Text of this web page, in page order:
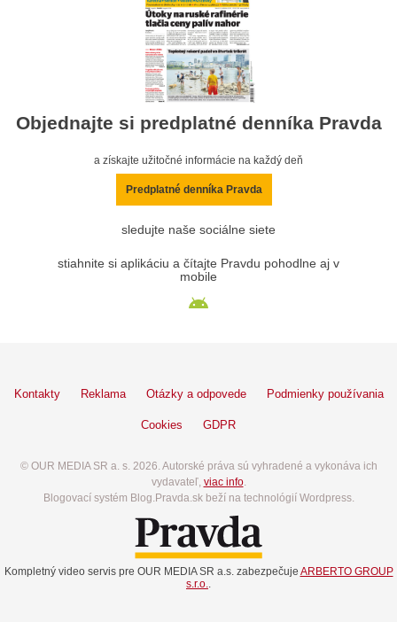
Objednajte si predplatné denníka Pravda
a získajte užitočné informácie na každý deň
Predplatné denníka Pravda
sledujte naše sociálne siete
stiahnite si aplikáciu a čítajte Pravdu pohodlne aj v
mobile
Kontakty Reklama Otázky a odpovede Podmienky používania
Cookies GDPR
© OUR MEDIA SR a. s. 2026. Autorské práva sú vyhradené a vykonáva ich
vydavateľ, viac info.
Blogovací systém Blog.Pravda.sk beží na technológií Wordpress.
Kompletný video servis pre OUR MEDIA SR a.s. zabezpečuje ARBERTO GROUP
s.r.o.